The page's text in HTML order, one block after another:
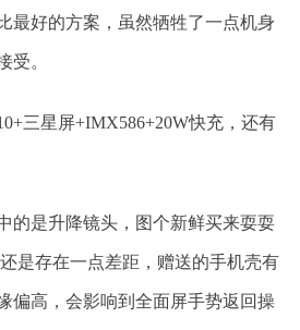
最好的方案，虽然牺牲了一点机身
受。
的是升降镜头，图个新鲜买来耍耍
是存在一点差距，赠送的手机壳有
偏高，会影响到全面屏手势返回操